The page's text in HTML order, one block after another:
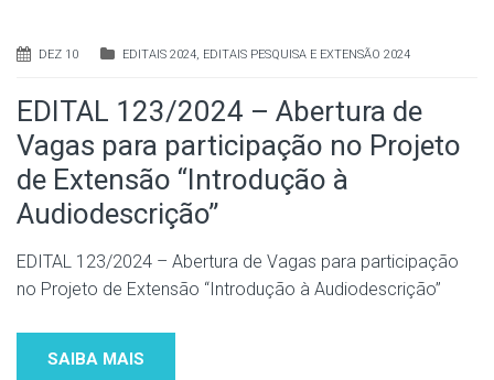
DEZ 10 EDITAIS 2024, EDITAIS PESQUISA E EXTENSÃO 2024
EDITAL 123/2024 – Abertura de
Vagas para participação no Projeto
de Extensão “Introdução à
Audiodescrição”
EDITAL 123/2024 – Abertura de Vagas para participação
no Projeto de Extensão “Introdução à Audiodescrição”
SAIBA MAIS